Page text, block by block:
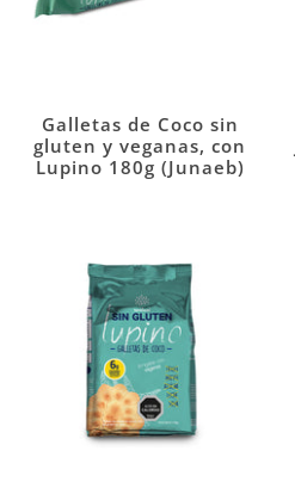
Galletas de Coco sin
gluten y veganas, con
Lupino 180g (Junaeb)